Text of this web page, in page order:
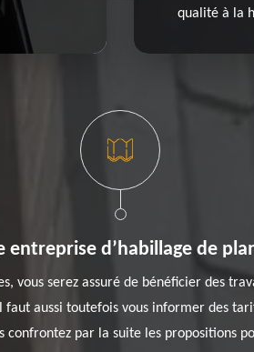
qualité à la
entreprise d’habillage de
vous serez assuré de bénéficier des
aussi toutefois vous informer des
confrontez par la suite les